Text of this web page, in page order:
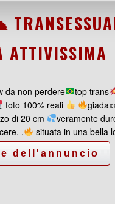
ATTIVISSIMA
da non perdere top trans
foto 100% reali
di 20 cm
veramente
.
situata in una bella